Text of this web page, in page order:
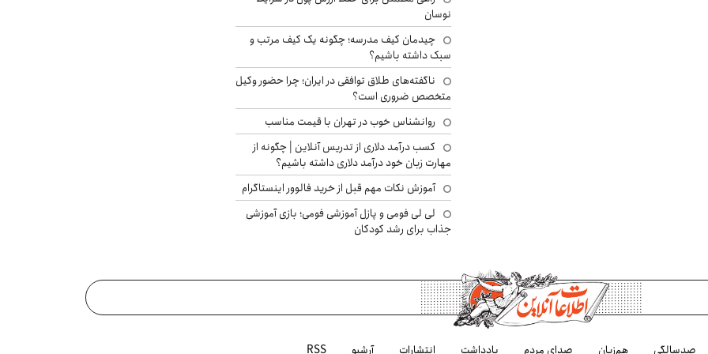
نوسان
چیدمان کیف مدرسه؛ چگونه یک کیف مرتب و
سبک داشته باشیم؟
ناگفته‌های طلاق توافقی در ایران؛ چرا حضور وکیل
متخصص ضروری است؟
روانشناس خوب در تهران با قیمت مناسب
کسب درآمد دلاری از تدریس آنلاین | چگونه از
مهارت زبان خود درآمد دلاری داشته باشیم؟
آموزش نکات مهم قبل از خرید فالوور اینستاگرام
لی لی فومی و پازل آموزشی فومی؛ بازی آموزشی
جذاب برای رشد کودکان
صدسالگی هم‌زبان صدای مردم یادداشت انتشارات آرشیو RSS